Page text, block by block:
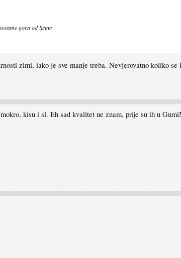
gora od ljetne
zimi, iako je sve manje treba. Nevjerovatno koliko
kisu i sl. Eh sad kvalitet ne znam, prije su ih u